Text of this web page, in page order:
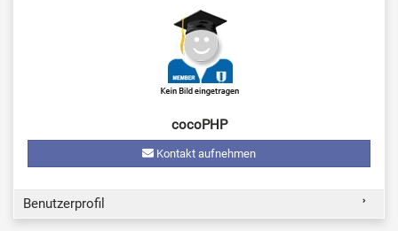
cocoPHP
Kontakt aufnehmen
Benutzerprofil